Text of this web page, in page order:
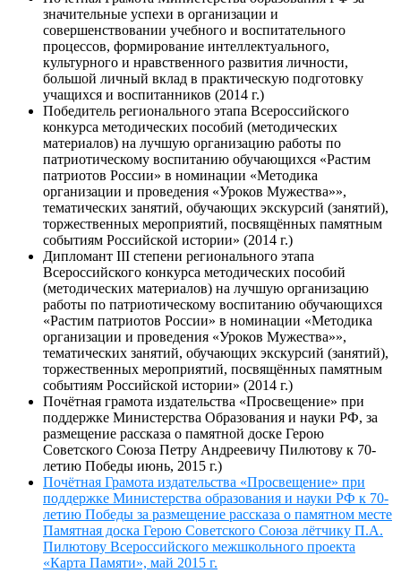
значительные успехи в организации и
совершенствовании учебного и воспитательного
процессов, формирование интеллектуального,
культурного и нравственного развития личности,
большой личный вклад в практическую подготовку
учащихся и воспитанников (2014 г.)
Победитель регионального этапа Всероссийского
конкурса методических пособий (методических
материалов) на лучшую организацию работы по
патриотическому воспитанию обучающихся «Растим
патриотов России» в номинации «Методика
организации и проведения «Уроков Мужества»»,
тематических занятий, обучающих экскурсий (занятий),
торжественных мероприятий, посвящённых памятным
событиям Российской истории» (2014 г.)
Дипломант III степени регионального этапа
Всероссийского конкурса методических пособий
(методических материалов) на лучшую организацию
работы по патриотическому воспитанию обучающихся
«Растим патриотов России» в номинации «Методика
организации и проведения «Уроков Мужества»»,
тематических занятий, обучающих экскурсий (занятий),
торжественных мероприятий, посвящённых памятным
событиям Российской истории» (2014 г.)
Почётная грамота издательства «Просвещение» при
поддержке Министерства Образования и науки РФ, за
размещение рассказа о памятной доске Герою
Советского Союза Петру Андреевичу Пилютову к 70-
летию Победы июнь, 2015 г.)
Почётная Грамота издательства «Просвещение» при
поддержке Министерства образования и науки РФ к 70-
летию Победы за размещение рассказа о памятном месте
Памятная доска Герою Советского Союза лётчику П.А.
Пилютову Всероссийского межшкольного проекта
«Карта Памяти», май 2015 г.